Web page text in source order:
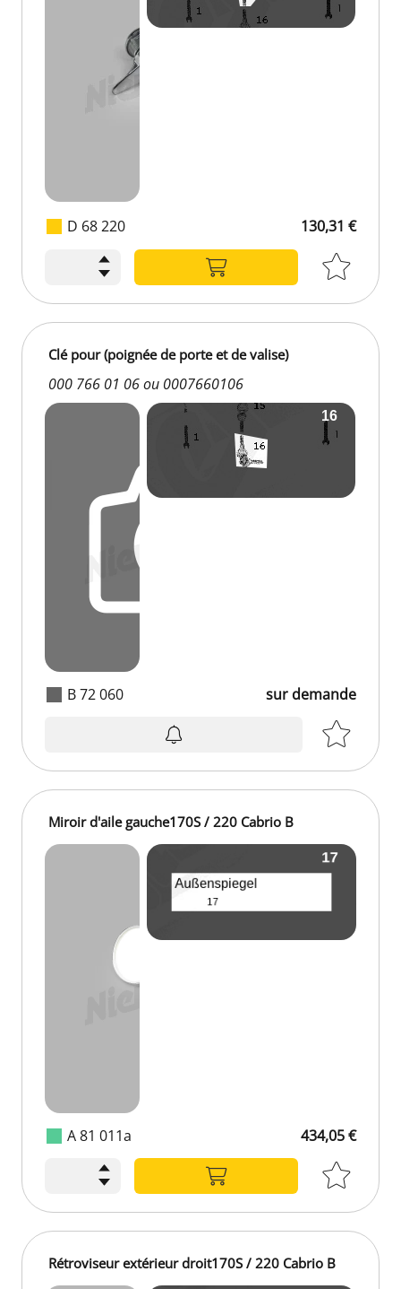
D 68 220 130,31 €
B 72 060
Clé pour (poignée de porte et de valise)
000 766 01 06 ou 0007660106
sur demande
A 81 011a
Miroir d'aile gauche170S / 220 Cabrio B
434,05 €
Rétroviseur extérieur droit170S / 220 Cabrio B